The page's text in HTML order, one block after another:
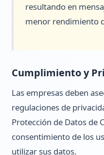
resultando en
menor rendimiento
Cumplimiento y
Las empresas deben
regulaciones de
Protección de Datos de
consentimiento de los
utilizar sus datos.